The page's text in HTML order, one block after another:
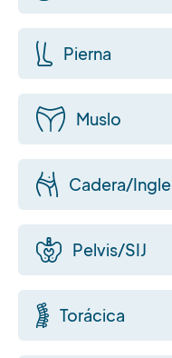
Pierna
Muslo
Cadera/Ingle
Pelvis/SIJ
Torácica